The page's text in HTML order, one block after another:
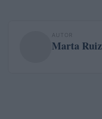
AUTOR
Marta Ruiz